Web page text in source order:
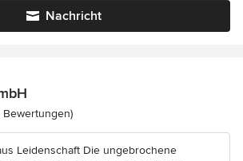
Nachricht
5 von 5 Sternen
Bewertungen)
Leidenschaft Die ungebrochene